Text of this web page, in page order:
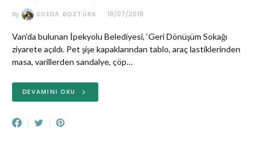
By SUEDA BOZTÜRK 18/07/2018
Van’da bulunan İpekyolu Belediyesi, ‘Geri Dönüşüm Sokağı
ziyarete açıldı. Pet şişe kapaklarından tablo, araç lastiklerinden
masa, varillerden sandalye, çöp…
DEVAMINI OKU